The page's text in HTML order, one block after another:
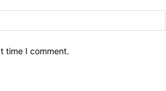
time I comment.